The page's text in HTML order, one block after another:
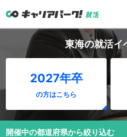
東海の就活イ
2027年卒
の方はこちら
開催中の都道府県から絞り込む